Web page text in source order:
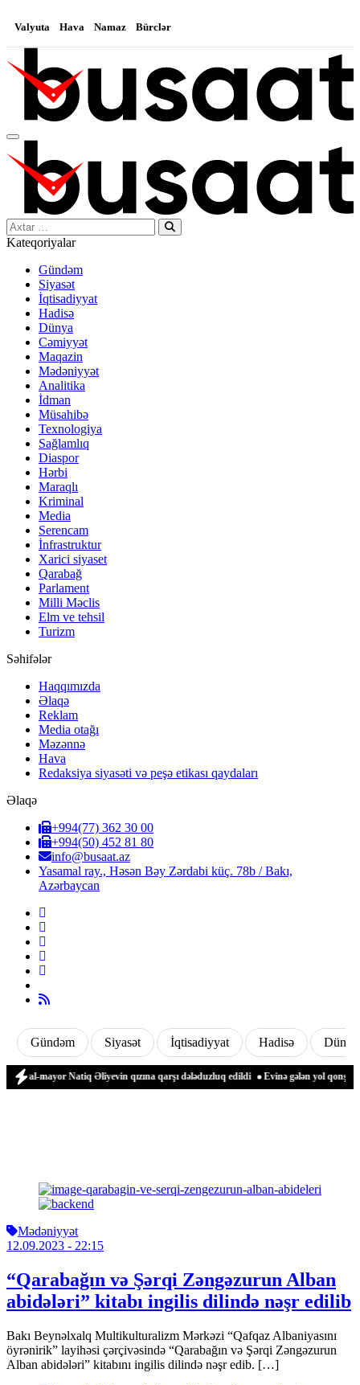
Valyuta Hava Namaz Bürclər
Search…
Kateqoriyalar
Gündəm
Siyasət
İqtisadiyyat
Hadisə
Dünya
Cəmiyyət
Maqazin
Mədəniyyət
Analitika
İdman
Müsahibə
Texnologiya
Sağlamlıq
Diaspor
Hərbi
Maraqlı
Kriminal
Media
Serencam
İnfrastruktur
Xarici siyaset
Qarabağ
Parlament
Milli Məclis
Elm ve tehsil
Turizm
Səhifələr
Haqqımızda
Əlaqə
Reklam
Media otağı
Məzənnə
Hava
Redaksiya siyasəti və peşə etikası qaydaları
Əlaqə
+994(77) 362 30 00
+994(50) 452 81 80
info@busaat.az
Yasamal ray., Həsən Bəy Zərdabi küç. 78b / Bakı,
Azərbaycan
Gündəm Siyasət İqtisadiyyat Hadisə Dünya
mayor Natiq Əliyevin qızına qarşı dələduzluq edildi Evinə gələn yol qonşusu
Mədəniyyət
12.09.2023 - 22:15
“Qarabağın və Şərqi Zəngəzurun Alban
abidələri” kitabı ingilis dilində nəşr edilib
Bakı Beynəlxalq Multikulturalizm Mərkəzi “Qafqaz Albaniyasını
öyrənirik” layihəsi çərçivəsində “Qarabağın və Şərqi Zəngəzurun
Alban abidələri” kitabını ingilis dilində nəşr edib. […]